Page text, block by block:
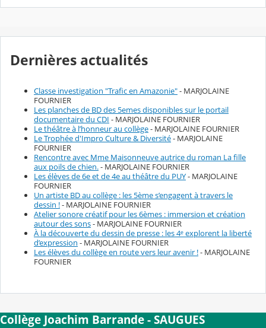
Dernières actualités
Classe investigation "Trafic en Amazonie"- MARJOLAINE
FOURNIER
Les planches de BD des 5emes disponibles sur le portail
documentaire du CDI - MARJOLAINE FOURNIER
Le théâtre à l’honneur au collège- MARJOLAINE FOURNIER
Le Trophée d'Impro Culture & Diversité- MARJOLAINE
FOURNIER
Rencontre avec Mme Maisonneuve autrice du roman La fille
aux poils de chien.- MARJOLAINE FOURNIER
Les élèves de 6e et de 4e au théâtre du PUY- MARJOLAINE
FOURNIER
Un artiste BD au collège : les 5ème s’engagent à travers le
dessin !- MARJOLAINE FOURNIER
Atelier sonore créatif pour les 6èmes : immersion et création
autour des sons- MARJOLAINE FOURNIER
À la découverte du dessin de presse : les 4ᵉ explorent la liberté
d’expression - MARJOLAINE FOURNIER
Les élèves du collège en route vers leur avenir !- MARJOLAINE
FOURNIER
Collège Joachim Barrande - SAUGUES